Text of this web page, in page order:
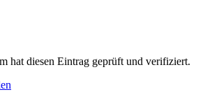
hat diesen Eintrag geprüft und verifiziert.